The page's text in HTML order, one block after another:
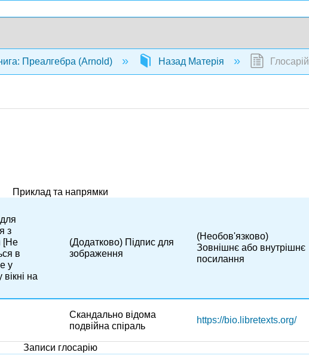
Преалгебра (Arnold) Назад Матерія Глосарій
Приклад та напрямки
з
[Не
в
у
на
(Додатково) Підпис для
зображення
(Необов'язково)
Зовнішнє або внутрішнє
посилання
Скандально відома
подвійна спіраль
https://bio.libretexts.org/
Записи глосарію